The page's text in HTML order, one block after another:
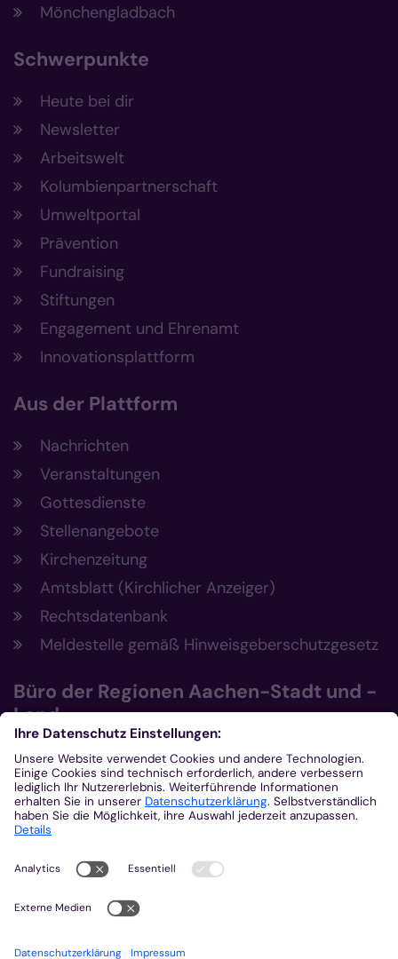
Mönchengladbach
Schwerpunkte
Heute bei dir
Newsletter
Arbeitswelt
Kolumbienpartnerschaft
Umweltportal
Prävention
Fundraising
Stiftungen
Engagement und Ehrenamt
Innovationsplattform
Aus der Plattform
Nachrichten
Veranstaltungen
Gottesdienste
Stellenangebote
Kirchenzeitung
Amtsblatt (Kirchlicher Anzeiger)
Rechtsdatenbank
Meldestelle gemäß Hinweisgeberschutzgesetz
Büro der Regionen Aachen-Stadt und -
Land
Büro der Regionen Aachen-Stadt und
Aachen-Land
Post- und Besucheradresse
Eupener Str. 134
52066 Aachen
0241 4790-101
0241 4790-222
bdr-ac@bistum-aachen.de